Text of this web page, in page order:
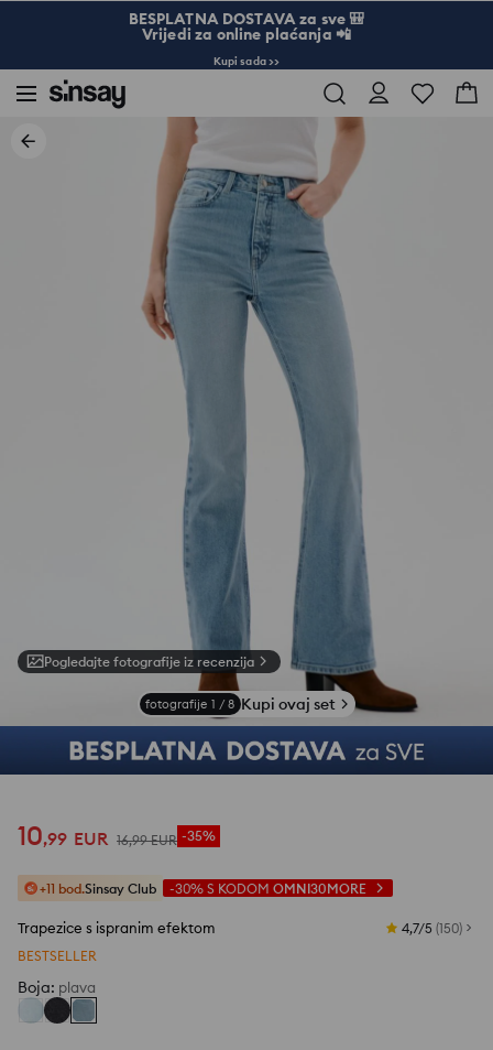
BESPLATNA DOSTAVA za sve 🎒
Vrijedi za online plaćanja 📲
Kupi sada >>
Pogledajte fotografije iz recenzija
fotografije 1 / 8 Kupi ovaj set
10,99 EUR 16,99 EUR -35%
+11 bod.Sinsay Club -30% S KODOM OMNI30MORE
Trapezice s ispranim efektom 4,7/5 (150)
BESTSELLER
Boja: plava